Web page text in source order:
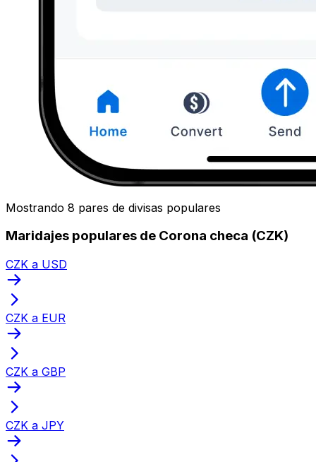
Mostrando 8 pares de divisas populares
Maridajes populares de Corona checa (CZK)
CZK a USD
CZK a EUR
CZK a GBP
CZK a JPY